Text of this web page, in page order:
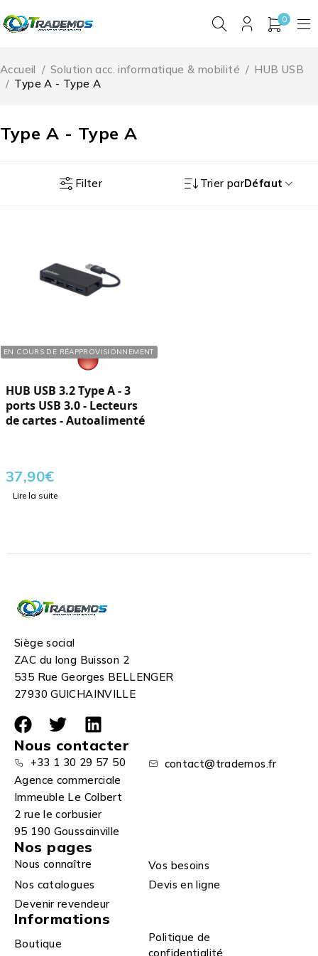
0
Type A - Type A
Accueil / Solution acc. informatique & mobilité / HUB USB
/ Type A - Type A
Filter Trier parDéfaut
EN COURS DE RÉAPPROVISIONNEMENT
Réf. : 305318
HUB USB 3.2 Type A - 3
ports USB 3.0 - Lecteurs
de cartes - Autoalimenté
37,90€
Lire la suite
Siège social
ZAC du long Buisson 2
535 Rue Georges BELLENGER
27930 GUICHAINVILLE
Nous contacter
+33 1 30 29 57 50
contact@trademos.fr
Agence commerciale
Immeuble Le Colbert
2 rue le corbusier
95 190 Goussainville
Nos pages
Nous connaître
Vos besoins
Nos catalogues
Devis en ligne
Devenir revendeur
Informations
Boutique
Politique de
confidentialité